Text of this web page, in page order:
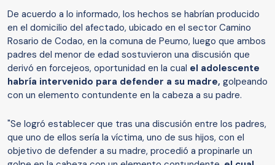
De acuerdo a lo informado, los hechos se habrían producido
en el domicilio del afectado, ubicado en el sector Camino
Rosario de Codao, en la comuna de Peumo, luego que ambos
padres del menor de edad sostuvieron una discusión que
derivó en forcejeos, oportunidad en la cual el adolescente
habría intervenido para defender a su madre, golpeando
con un elemento contundente en la cabeza a su padre.
"Se logró establecer que tras una discusión entre los padres,
que uno de ellos sería la víctima, uno de sus hijos, con el
objetivo de defender a su madre, procedió a propinarle un